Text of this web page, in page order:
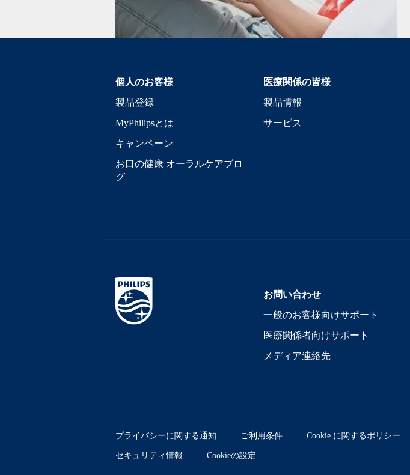
個人のお客様
製品登録
MyPhilipsとは
キャンペーン
お口の健康 オーラルケアブロ
グ
医療関係の皆様
製品情報
サービス
お問い合わせ
一般のお客様向けサポート
医療関係者向けサポート
メディア連絡先
プライバシーに関する通知 ご利用条件 Cookie に関するポリシー
セキュリティ情報 Cookieの設定